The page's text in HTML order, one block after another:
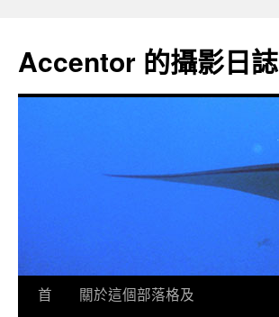
Accentor 的攝影日誌
首
關於這個部落格及